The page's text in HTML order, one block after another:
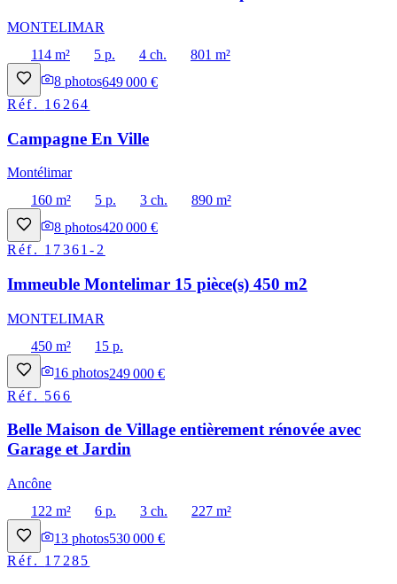
MONTELIMAR
114 m²
5 p. 4 ch.
801 m²
8 photos649 000 €
Réf. 16264
Campagne En Ville
Montélimar
160 m²
5 p. 3 ch.
890 m²
8 photos420 000 €
Réf. 17361-2
Immeuble Montelimar 15 pièce(s) 450 m2
MONTELIMAR
450 m²
15 p.
16 photos249 000 €
Réf. 566
Belle Maison de Village entièrement rénovée avec
Garage et Jardin
Ancône
122 m²
6 p. 3 ch.
227 m²
13 photos530 000 €
Réf. 17285